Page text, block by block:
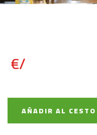
€/
AÑADIR AL CESTO